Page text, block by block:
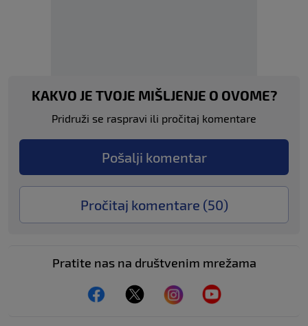
KAKVO JE TVOJE MIŠLJENJE O OVOME?
Pridruži se raspravi ili pročitaj komentare
Pošalji komentar
Pročitaj komentare (50)
Pratite nas na društvenim mrežama